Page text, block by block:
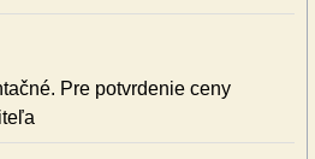
Pre potvrdenie ceny